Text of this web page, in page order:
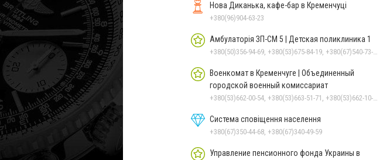
Нова Диканька, кафе-бар в Кременчуці
+380(96)904-63-23
Амбулаторія ЗП-СМ 5 | Детская поликлиника 1
+380(50)356-94-69, +380(53)675-84-19, +380(67)540-73-87
Военкомат в Кременчуге | Объединенный
городской военный комиссариат
+380(53)662-00-54, +380(53)663-51-71, +380(53)662-10-35
Система сповіщення населення
+380(67)350-44-68, +380(67)340-49-59
Управление пенсионного фонда Украины в